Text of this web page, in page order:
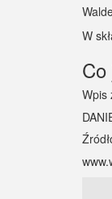
W
Wpis